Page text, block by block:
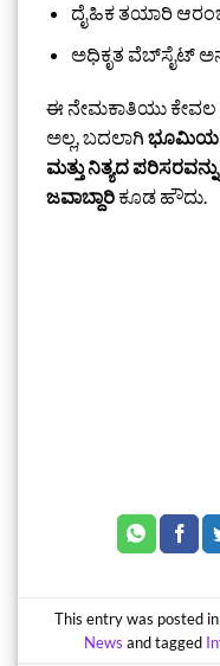
ದೈಹಿಕ ತಯಾರಿ
ಅಧಿಕೃತ ವೆಬ್‌ಸೈಟ್
ಈ ನೇಮಕಾತಿಯು ಕೇವಲ
ಅಲ್ಲ, ಬದಲಾಗಿ ಭೂಮಿಯ
ಮತ್ತು ನಿತ್ಯದ
ಜವಾಬ್ದಾರಿ ಕೂಡ ಹೌದು.
This entry was posted in
News and tagged